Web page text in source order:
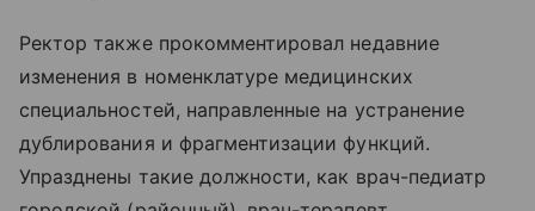
Ректор также прокомментировал недавние
изменения в номенклатуре медицинских
специальностей, направленные на устранение
дублирования и фрагментизации функций.
Упразднены такие должности, как врач-педиатр